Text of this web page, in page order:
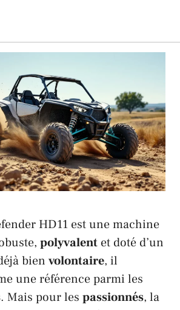
HD11 est une machine
polyvalent et doté d’un
bien volontaire, il
une référence parmi les
. Mais pour les passionnés, la